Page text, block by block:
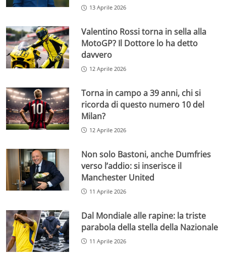
13 Aprile 2026
Valentino Rossi torna in sella alla
MotoGP? Il Dottore lo ha detto
davvero
12 Aprile 2026
Torna in campo a 39 anni, chi si
ricorda di questo numero 10 del
Milan?
12 Aprile 2026
Non solo Bastoni, anche Dumfries
verso l’addio: si inserisce il
Manchester United
11 Aprile 2026
Dal Mondiale alle rapine: la triste
parabola della stella della Nazionale
11 Aprile 2026